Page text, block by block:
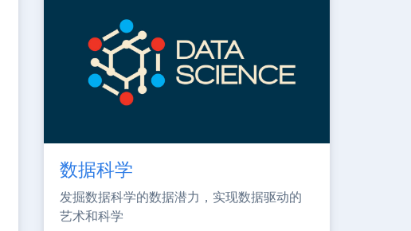
数据科学
发掘数据科学的数据潜力，实现数据驱动的
艺术和科学